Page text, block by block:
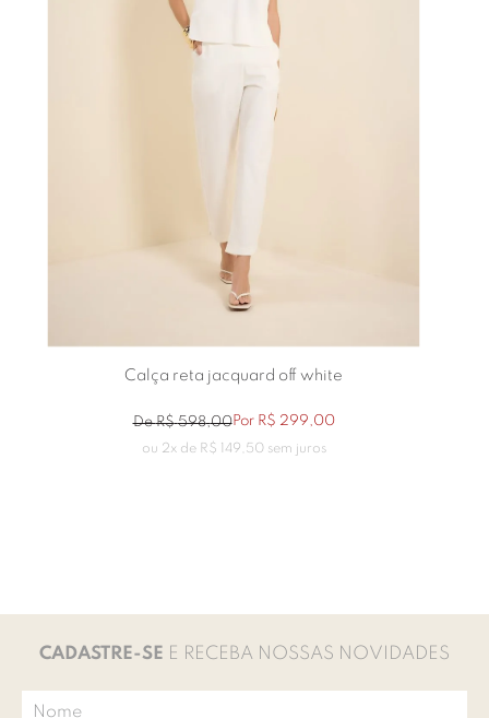
Calça reta jacquard off white
DeR$ 598,00Por R$ 299,00
ou 2x de R$ 149 50sem juros
CADASTRE-SE E RECEBA NOSSAS NOVIDADES